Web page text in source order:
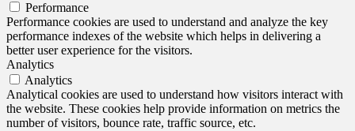
Performance
Performance cookies are used to understand and analyze the key
performance indexes of the website which helps in delivering a
better user experience for the visitors.
Analytics
Analytics
Analytical cookies are used to understand how visitors interact with
the website. These cookies help provide information on metrics the
number of visitors, bounce rate, traffic source, etc.